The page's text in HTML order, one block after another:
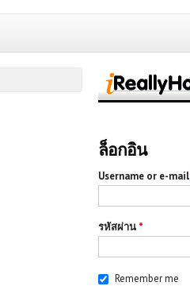
ล็อกอิน
Username or e-mail
รหัสผ่าน *
Remember me